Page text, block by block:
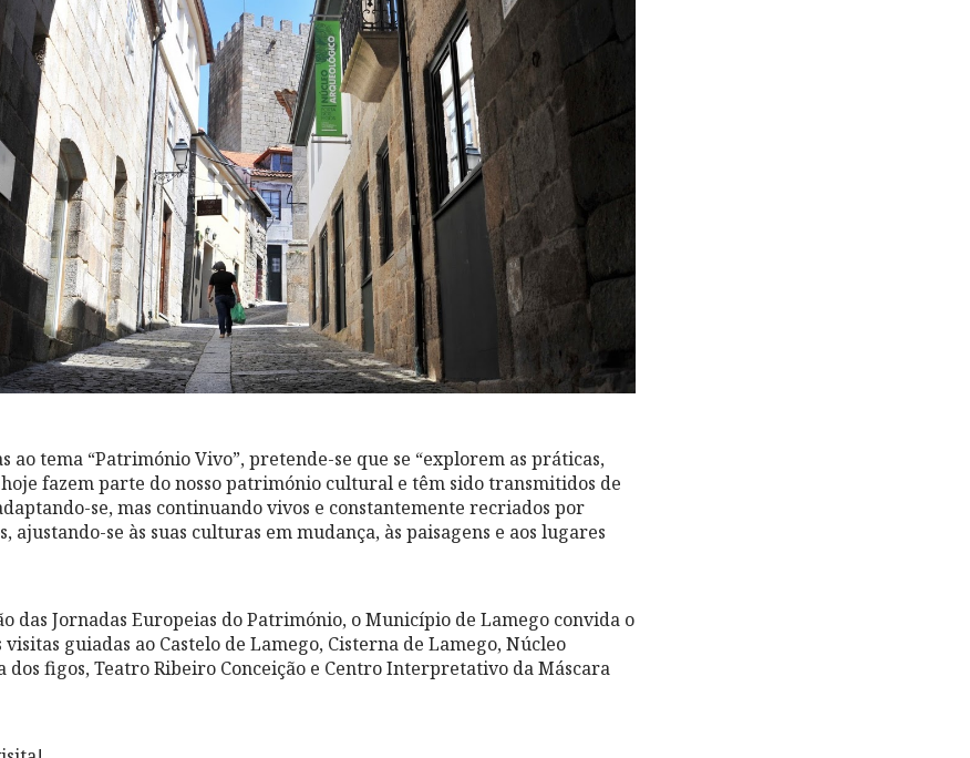
ao tema “Património Vivo”, pretende-se que se “explorem as práticas,
fazem parte do nosso património cultural e têm sido transmitidos de
se, mas continuando vivos e constantemente recriados por
ajustando-se às suas culturas em mudança, às paisagens e aos lugares
das Jornadas Europeias do Património, o Município de Lamego convida o
guiadas ao Castelo de Lamego, Cisterna de Lamego, Núcleo
dos figos, Teatro Ribeiro Conceição e Centro Interpretativo da Máscara